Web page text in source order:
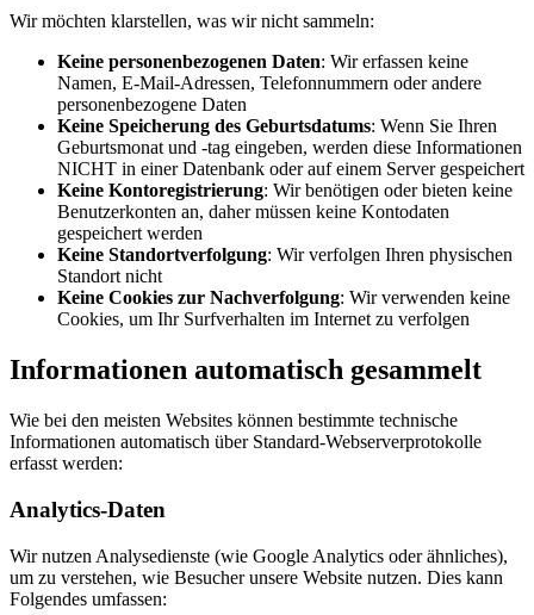
Wir möchten klarstellen, was wir nicht sammeln:
Keine personenbezogenen Daten: Wir erfassen keine
Namen, E-Mail-Adressen, Telefonnummern oder andere
personenbezogene Daten
Keine Speicherung des Geburtsdatums: Wenn Sie Ihren
Geburtsmonat und -tag eingeben, werden diese Informationen
NICHT in einer Datenbank oder auf einem Server gespeichert
Keine Kontoregistrierung: Wir benötigen oder bieten keine
Benutzerkonten an, daher müssen keine Kontodaten
gespeichert werden
Keine Standortverfolgung: Wir verfolgen Ihren physischen
Standort nicht
Keine Cookies zur Nachverfolgung: Wir verwenden keine
Cookies, um Ihr Surfverhalten im Internet zu verfolgen
Informationen automatisch gesammelt
Wie bei den meisten Websites können bestimmte technische
Informationen automatisch über Standard-Webserverprotokolle
erfasst werden:
Analytics-Daten
Wir nutzen Analysedienste (wie Google Analytics oder ähnliches),
um zu verstehen, wie Besucher unsere Website nutzen. Dies kann
Folgendes umfassen: